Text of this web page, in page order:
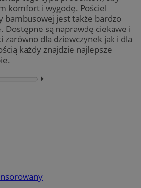
komfort i wygodę. Pościel
bambusowej jest także bardzo
Dostępne są naprawdę ciekawe i
zarówno dla dziewczynek jak i dla
każdy znajdzie najlepsze
⏵︎